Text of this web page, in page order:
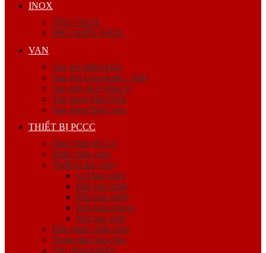
INOX
ỐNG INOX
PHỤ KIỆN INOX
VAN
Van ren Minh Hòa
Van ren Giacomini – Italy
Van mặt bích Shin Yi
Van gang hàn Quốc
Van gang Đài Loan
THIẾT BỊ PCCC
Ống Thép PCCC
Bình chữa cháy
Thiết bị báo cháy
Còi báo cháy
Đầu báo khói
Đầu báo nhiệt
Đèn báo phòng
Nút báo cháy
Đầu phun chữa cháy
Trung tâm báo cháy
Van công nghiệp